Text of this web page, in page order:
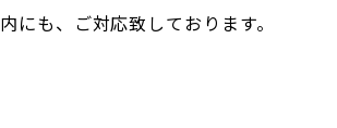
にも、ご対応致しております。